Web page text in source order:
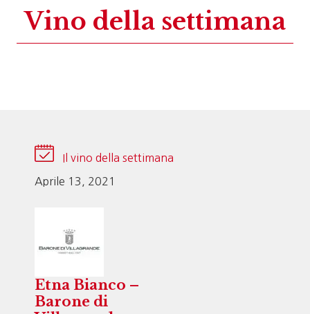
Vino della settimana
Il vino della settimana
Aprile 13, 2021
Etna Bianco –
Barone di